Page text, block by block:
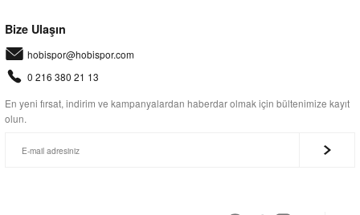
Bize Ulaşın
hobispor@hobispor.com
0 216 380 21 13
En yeni fırsat, indirim ve kampanyalardan haberdar olmak için bültenimize kayıt
olun.